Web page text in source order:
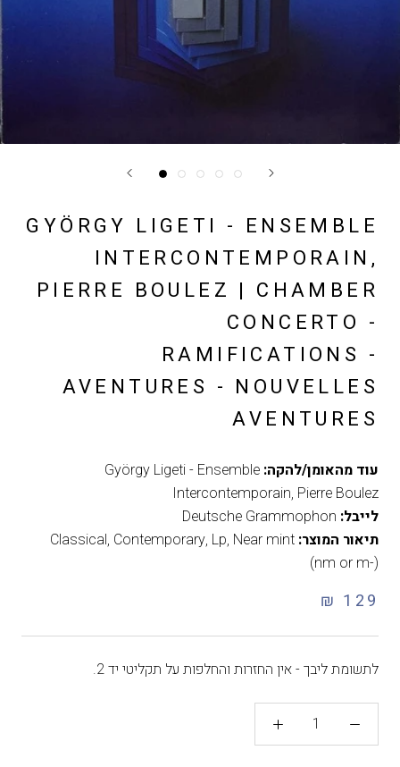
GYÖRGY LIGETI - ENSEMBLE
INTERCONTEMPORAIN,
PIERRE BOULEZ | CHAMBER
CONCERTO -
RAMIFICATIONS -
AVENTURES - NOUVELLES
AVENTURES
עוד מהאומן/להקה: György Ligeti - Ensemble
Intercontemporain, Pierre Boulez
לייבל: Deutsche Grammophon
תיאור המוצר:
Classical, Contemporary, Lp, Near mint
(nm or m-)
129 ₪
לתשומת ליבך - אין החזרות והחלפות על תקליטי יד 2.